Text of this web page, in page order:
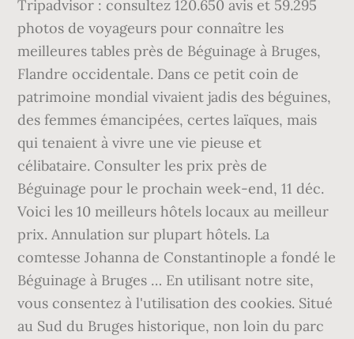
Tripadvisor : consultez 120.650 avis et 59.295
photos de voyageurs pour connaître les
meilleures tables près de Béguinage à Bruges,
Flandre occidentale. Dans ce petit coin de
patrimoine mondial vivaient jadis des béguines,
des femmes émancipées, certes laïques, mais
qui tenaient à vivre une vie pieuse et
célibataire. Consulter les prix près de
Béguinage pour le prochain week-end, 11 déc.
Voici les 10 meilleurs hôtels locaux au meilleur
prix. Annulation sur plupart hôtels. La
comtesse Johanna de Constantinople a fondé le
Béguinage à Bruges … En utilisant notre site,
vous consentez à l'utilisation des cookies. Situé
au Sud du Bruges historique, non loin du parc